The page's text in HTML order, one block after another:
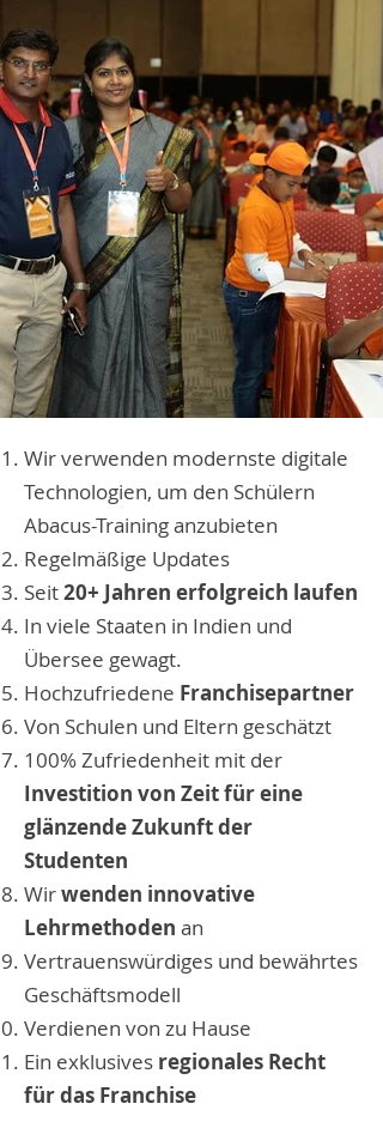
Wir verwenden modernste digitale
Technologien, um den Schülern
Abacus-Training anzubieten
Regelmäßige Updates
Seit20+ Jahren erfolgreich laufen
In viele Staaten in Indien und
Übersee gewagt.
Hochzufriedene Franchisepartner
Von Schulen und Eltern geschätzt
100% Zufriedenheit mit der
Investition von Zeit für eine
glänzende Zukunft der
Studenten
Wirwenden innovative
Lehrmethoden an
Vertrauenswürdiges und bewährtes
Geschäftsmodell
Verdienen von zu Hause
Ein exklusives regionales Recht
für das Franchise